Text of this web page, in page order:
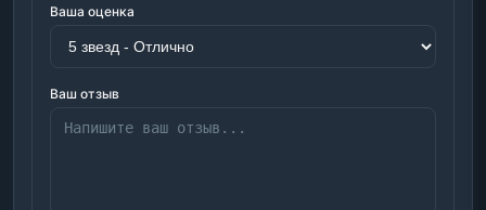
Ваша оценка
Ваш отзыв